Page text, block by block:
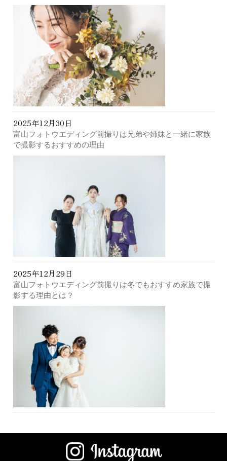
2025年12月30日
富山フォトウエディング前撮りは兄弟や姉妹と一緒に家族
で撮影するおすすめの理由
2025年12月29日
富山フォトウエディング前撮りは冬でもおすすめ家族で撮
影する理由とは？